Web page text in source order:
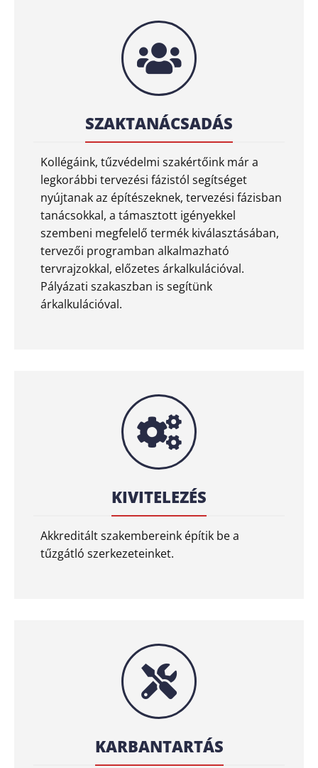
SZAKTANÁCSADÁS
Kollégáink, tűzvédelmi szakértőink már a
legkorábbi tervezési fázistól segítséget
nyújtanak az építészeknek, tervezési fázisban
tanácsokkal, a támasztott igényekkel
szembeni megfelelő termék kiválasztásában,
tervezői programban alkalmazható
tervrajzokkal, előzetes árkalkulációval.
Pályázati szakaszban is segítünk
árkalkulációval.
KIVITELEZÉS
Akkreditált szakembereink építik be a
tűzgátló szerkezeteinket.
KARBANTARTÁS